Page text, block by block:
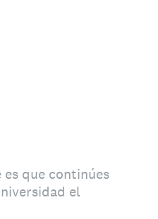
que continúes
el